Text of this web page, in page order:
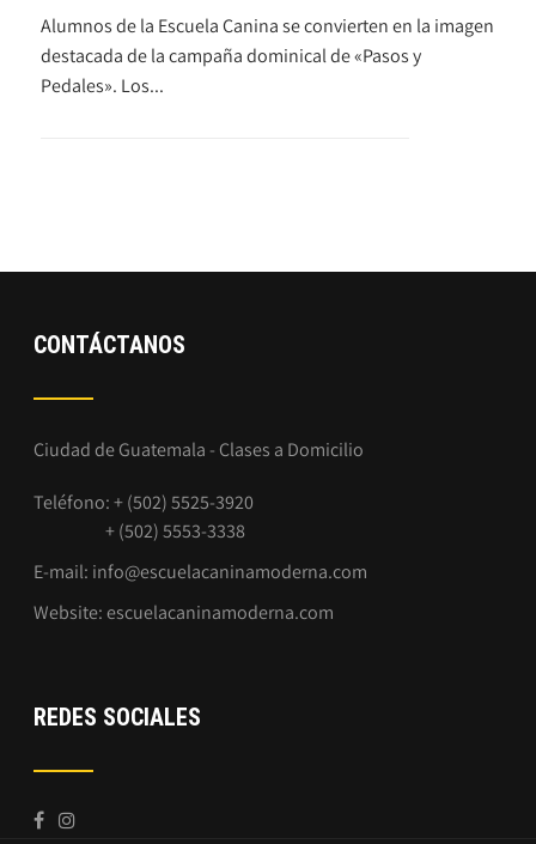
Alumnos de la Escuela Canina se convierten en la imagen
destacada de la campaña dominical de «Pasos y
Pedales». Los...
CONTÁCTANOS
Ciudad de Guatemala - Clases a Domicilio
Teléfono: + (502) 5525-3920
+ (502) 5553-3338
E-mail: info@escuelacaninamoderna.com
Website:escuelacaninamoderna.com
REDES SOCIALES